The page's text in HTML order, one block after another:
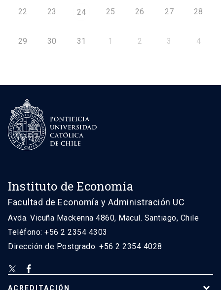
22 23 24 25 26 27 28
29 30 31 1 2 3 4
Instituto de Economía
Facultad de Economía y Administración UC
Avda. Vicuña Mackenna 4860, Macul. Santiago, Chile
Teléfono: +56 2 2354 4303
Dirección de Postgrado: +56 2 2354 4028
ACREDITACIÓN